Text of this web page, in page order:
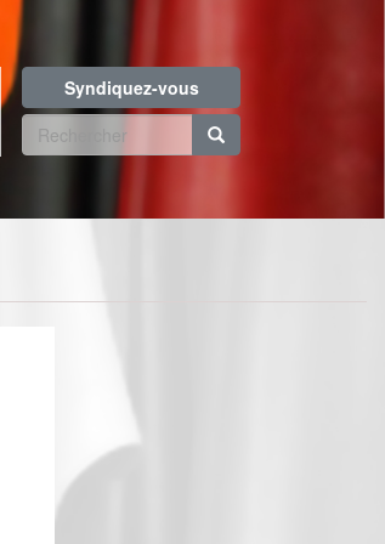
Syndiquez-vous
Formulaire
recherche